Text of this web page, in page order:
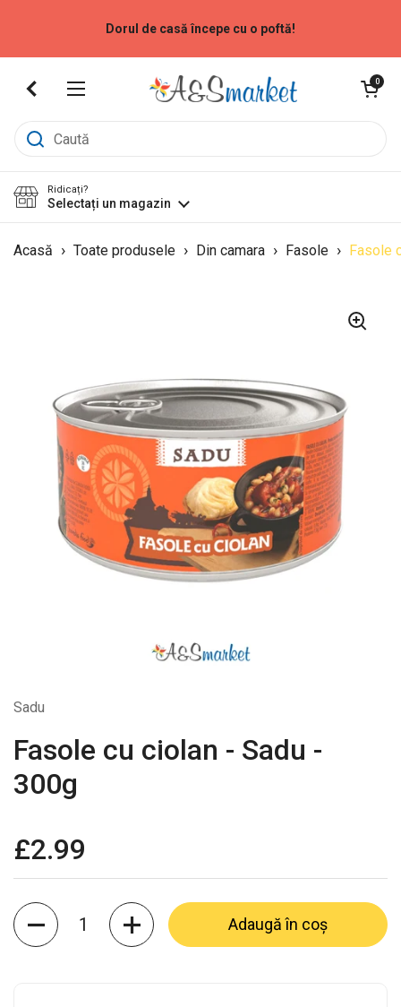
Dorul de casă începe cu o poftă!
Deschide meniu
Deschide
0
Ridicați?
Selectați un magazin
Acasă › Toate produsele › Din camara › Fasole › Fasole
Sadu
Fasole cu ciolan - Sadu -
300g
£2.99
Cantitate
Adaugă în coș